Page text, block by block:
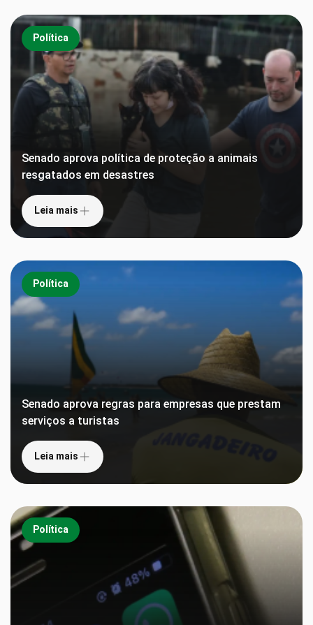
Política
Senado aprova política de proteção a animais
resgatados em desastres
Leia mais
Política
Senado aprova regras para empresas que prestam
serviços a turistas
Leia mais
Política